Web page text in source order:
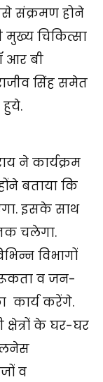
संक्रमण होने
चिकित्सा
आर बी
सिंह समेत
हुये.
ने कार्यक्रम
बताया कि
इसके साथ
चलेगा.
विभागों
व जन-
कार्य करेंगे.
क्षेत्रों के घर-घर
व